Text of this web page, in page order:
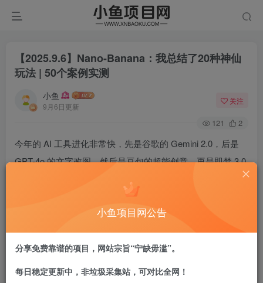
【2025.9.6】Nano-Banana：我总结了20种神仙
玩法 | 50个案例实测
小鱼
9月6日更新
关注
121 2
​今年的 AI 工具进化非常快，先是谷歌的 Gemini 2.0，后是
GPT-4o 的文字改图，然后是豆包的超能创意，再是即梦 3.0
Nano 最厉害的地方是什么呢？就是生成的人物和物品能始
终保持一致，成了 AI 绘图现在的版本之神，被誉为”迄今为
小鱼项目网公告
分享免费靠谱的项目，网站宗旨“宁缺毋滥”。
每日稳定更新中，非垃圾采集站，可对比全网！